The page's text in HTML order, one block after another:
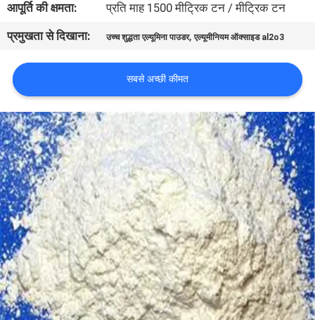
हमसे
करें
समाचार
मामले
उद्धरण
मांगें
साइटमैप
आपूर्ति की क्षमता:
प्रति माह 1500 मीट्रिक टन / मीट्रिक टन
प्रमुखता से दिखाना:
उच्च शुद्धता एल्यूमिना पाउडर,एल्यूमीनियम ऑक्साइड al2o3
सबसे अच्छी कीमत